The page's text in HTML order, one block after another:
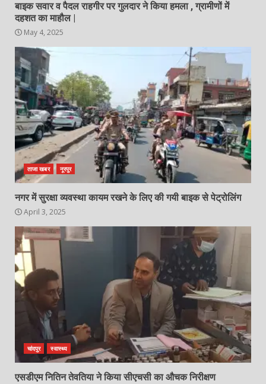
बाइक सवार व पैदल राहगीर पर गुलदार ने किया हमला , ग्रामीणों में
दहशत का माहौल |
May 4, 2025
ताजा खबर नूरपुर
नगर में सुरक्षा व्यवस्था कायम रखने के लिए की गयी बाइक से पेट्रोलिंग
April 3, 2025
चांदपुर स्वास्थ्य
एसडीएम नितिन तेवतिया ने किया सीएचसी का औचक निरीक्षण